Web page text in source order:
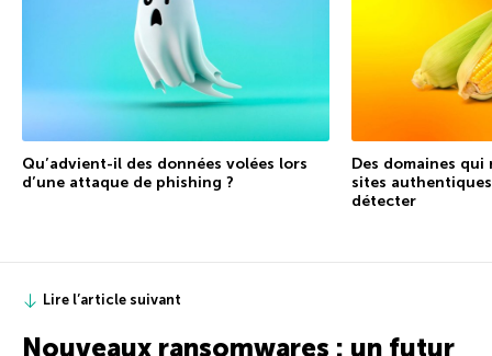
Qu’advient-il des données volées lors
d’une attaque de phishing ?
Des domaines qui
sites
détecter
Lire l’article suivant
Nouveaux ransomwares : un futur